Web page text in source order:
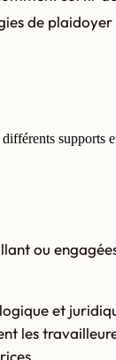
de plaidoyer
supports
ou
et
les